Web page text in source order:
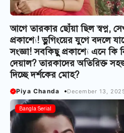
আগে তারকার ছোঁয়া ছিল স্বপ্ন,
প্রকাশ্যে! ভ্লগিংয়ের যুগে বদলে
সংজ্ঞা! সবকিছু প্রকাশ্যে এনে কি
দেয়াল? তারকাদের অতিরিক্ত
দিচ্ছে দর্শকের মোহ?
Piya Chanda December 13,
Bangla Serial